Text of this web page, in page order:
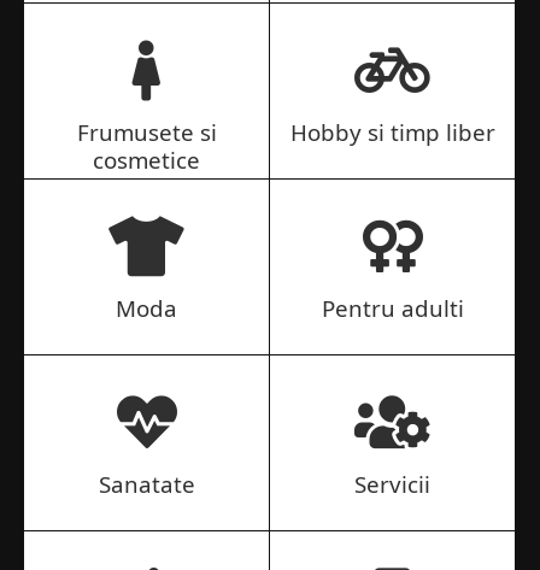
Frumusete si
cosmetice
Hobby si timp liber
Moda Pentru adulti
Sanatate Servicii